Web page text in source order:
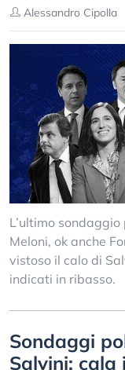
Alessandro Cipolla
L’ultimo
Meloni, ok anche
vistoso il calo di
indicati in ribasso.
Sondaggi
Salvini: cala